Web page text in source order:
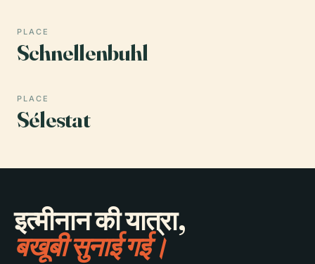
PLACE
Schnellenbuhl
PLACE
Sélestat
इत्मीनान की यात्रा,
बखूबी सुनाई गई।